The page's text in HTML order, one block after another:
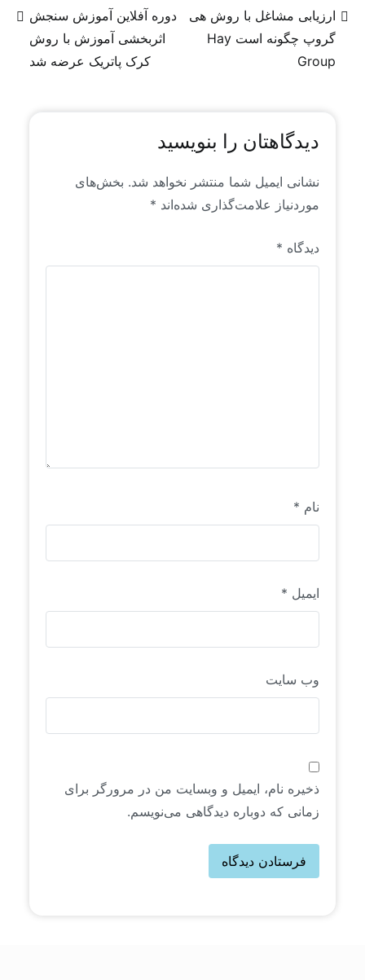
از روندها و سیگنال‌های موجود در فضای جهانی منابع
انسانی است که خاص رایان راهبرد است. این محتواها
برای اولین بار به زبان فارسی منتشر می‌شوند.
ارزیابی مشاغل با روش هی
گروپ چگونه است Hay
Group
دوره آفلاین آموزش سنجش
اثربخشی آموزش با روش
کرک پاتریک عرضه شد
دیدگاهتان را بنویسید
نشانی ایمیل شما منتشر نخواهد شد. بخش‌های
موردنیاز علامت‌گذاری شده‌اند *
دیدگاه *
نام *
ایمیل *
وب‌ سایت
ذخیره نام، ایمیل و وبسایت من در مرورگر برای
زمانی که دوباره دیدگاهی می‌نویسم.